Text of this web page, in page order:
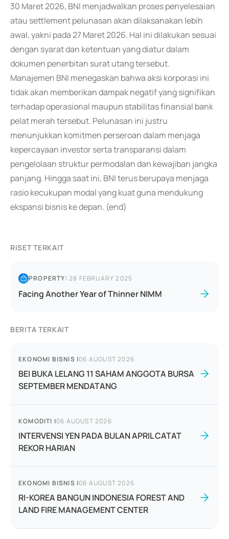
30 Maret 2026, BNI menjadwalkan proses penyelesaian
atau settlement pelunasan akan dilaksanakan lebih
awal, yakni pada 27 Maret 2026. Hal ini dilakukan sesuai
dengan syarat dan ketentuan yang diatur dalam
dokumen penerbitan surat utang tersebut.
Manajemen BNI menegaskan bahwa aksi korporasi ini
tidak akan memberikan dampak negatif yang signifikan
terhadap operasional maupun stabilitas finansial bank
pelat merah tersebut. Pelunasan ini justru
menunjukkan komitmen perseroan dalam menjaga
kepercayaan investor serta transparansi dalam
pengelolaan struktur permodalan dan kewajiban jangka
panjang. Hingga saat ini, BNI terus berupaya menjaga
rasio kecukupan modal yang kuat guna mendukung
ekspansi bisnis ke depan. (end)
RISET TERKAIT
PROPERTY|28 FEBRUARY 2025
Facing Another Year of Thinner NIMM
BERITA TERKAIT
EKONOMI BISNIS |06 AUGUST 2026
BEI BUKA LELANG 11 SAHAM ANGGOTA BURSA
SEPTEMBER MENDATANG
KOMODITI |06 AUGUST 2026
INTERVENSI YEN PADA BULAN APRIL CATAT
REKOR HARIAN
EKONOMI BISNIS |06 AUGUST 2026
RI-KOREA BANGUN INDONESIA FOREST AND
LAND FIRE MANAGEMENT CENTER